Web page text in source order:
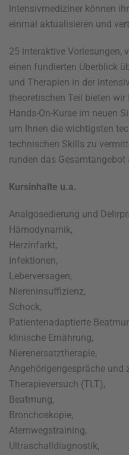
lntensivmediziner können
einmal aktualisieren und
25 interaktive Vorlesungen,
einen fundierten Überblick
und Therapien in der
theoretischen Teil bieten wir
Hands-On-Kurse im neuen
um Ihnen die wichtigsten
technischen Skills zu
runden das Gesamtangebot
Kursinhalte u.a.
Analgosedierung und
Hämodynamik,
Herzinfarkt,
Infektionen,
Leberversagen,
Niereninsuffizienz,
Schock,
Patientenadaptierte
klinische Ernährung,
Nierenersatztherapie,
Angehörigengespräche und
Therapieversuch (TLT),
Beatmung,
Bronchoskopie,
Atemwegstraining,
Ultraschalldiagnostik,